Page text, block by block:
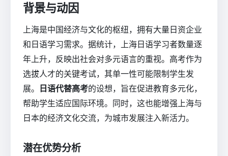
背景与动因
上海是中国经济与文化的枢纽，拥有大量日资企业
和日语学习需求。据统计，上海日语学习者数量逐
年上升，反映出社会对多元语言的重视。高考作为
选拔人才的关键考试，其单一性可能限制学生发
展。
日语代替高考的设想，旨在促进教育多元化，
帮助学生适应国际环境。同时，这也能增强上海与
日本的经济文化交流，为城市发展注入新活力。
潜在优势分析